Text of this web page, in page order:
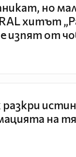
но
хитът
изпят от
на